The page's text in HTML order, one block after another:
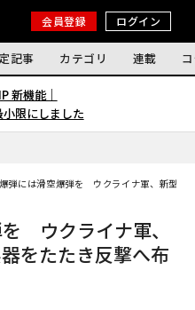
会員登録 ログイン
記事 カテゴリ 連載
新機能｜
限にしました
弾には滑空爆弾を ウクライナ軍、新型ド
ウクライナ軍、
をたたき反撃へ布